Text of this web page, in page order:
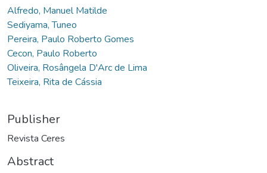
Alfredo, Manuel Matilde
Sediyama, Tuneo
Pereira, Paulo Roberto Gomes
Cecon, Paulo Roberto
Oliveira, Rosângela D'Arc de Lima
Teixeira, Rita de Cássia
Publisher
Revista Ceres
Abstract